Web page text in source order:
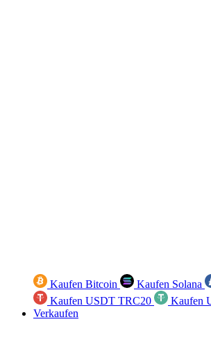
Kaufen Bitcoin Kaufen Solana
Kaufen USDT TRC20
Kaufen
Verkaufen